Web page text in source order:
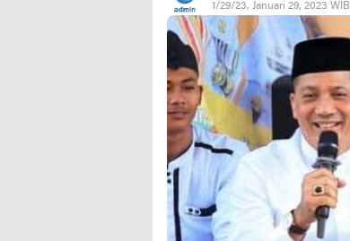
1/29/23, Januari 29, 2023 WIB